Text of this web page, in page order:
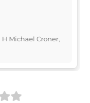
Michael Croner,